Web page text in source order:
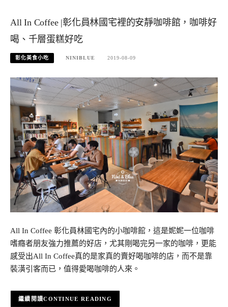
All In Coffee |彰化員林國宅裡的安靜咖啡館，咖啡好
喝、千層蛋糕好吃
彰化美食小吃 NINIBLUE 2019-08-09
All In Coffee 彰化員林國宅內的小咖啡館，這是妮妮一位咖啡
嗜癮者朋友強力推薦的好店，尤其剛喝完另一家的咖啡，更能
感受出All In Coffee真的是家真的賣好喝咖啡的店，而不是靠
裝潢引客而已，值得愛喝咖啡的人來。
CONTINUE READING